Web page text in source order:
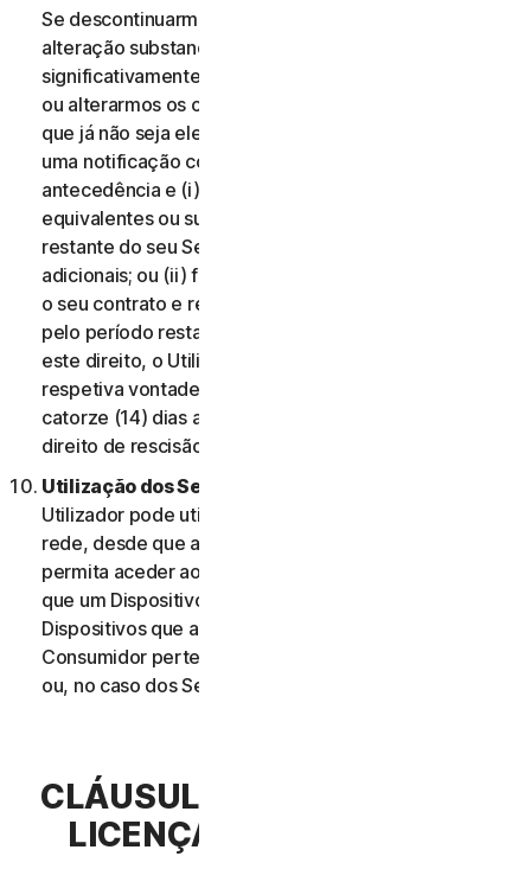
Se descontinuarmos os Serviços, aplicarmos uma
alteração substancial aos Serviços que possa ser
significativamente prejudicial para si, ou introduzirmos
ou alterarmos os critérios de elegibilidade de modo
que já não seja elegível para os Serviços, receberá
uma notificação com catorze (14) dias de
antecedência e (i) oferecemos-lhe serviços
equivalentes ou superiores durante o período
restante do seu Serviço sem quaisquer custos
adicionais; ou (ii) fornecemos-lhe o direito de terminar
o seu contrato e receber um reembolso proporcional
pelo período restante do seu Serviço. Para exercer
este direito, o Utilizador deve informar-nos da
respetiva vontade de rescindir o contrato no prazo de
catorze (14) dias após a notificação da alteração e do
direito de rescisão do Utilizador.
Utilização dos Serviços Através de uma Rede.
Utilizador pode utilizar os Serviços através de uma
rede, desde que a sua Elegibilidade do Serviço lhe
permita aceder aos Serviços ou utilizá-los em mais do
que um Dispositivo e desde que cada um desses
Dispositivos que aceda ou utilize os Serviços de
Consumidor pertença a um único agregado familiar
ou, no caso dos Serviços Comerciais, a uma única PE.
CLÁUSULA 3.ª – TERMOS DE
LICENÇA DE SOFTWARE